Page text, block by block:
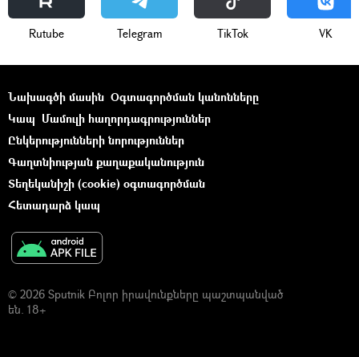
Rutube Telegram ТikТоk VK
Նախագծի մասին Օգտագործման կանոնները
Կապ Մամուլի հաղորդագրություններ
Ընկերությունների նորություններ
Գաղտնիության քաղաքականություն
Տեղեկանիշի (cookie) օգտագործման
Հետադարձ կապ
© 2026 Sputnik Բոլոր իրավունքները պաշտպանված
են. 18+